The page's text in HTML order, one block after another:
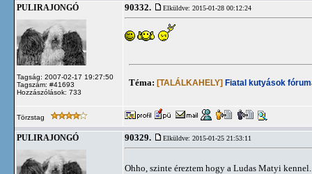
PULIRAJONGÓ
Tagság: 2007-02-17 19:27:50
Tagszám: #41693
Hozzászólások: 733
90332. Elküldve: 2015-01-28 00:12:24
Téma: [TALÁLKAHELY] Fiatal kutyások
Törzstag
PULIRAJONGÓ 90329. Elküldve: 2015-01-25 21:53:11
Ohho, szinte éreztem hogy a Ludas Matyi